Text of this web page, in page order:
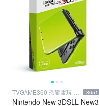
TVGAME360 恐龍電玩-台
中店
8651
Nintendo New 3DSLL New3